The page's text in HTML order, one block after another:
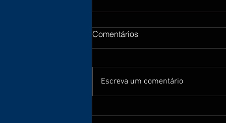
Comentários
Escreva um comentário